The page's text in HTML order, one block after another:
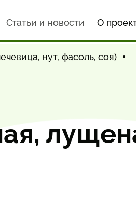
Статьи и новости О
нут, фасоль, соя)